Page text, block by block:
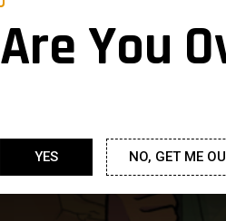
Are You
YES NO, GET ME